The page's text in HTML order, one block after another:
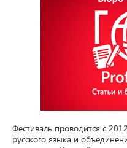
Фестиваль проводится с
русского языка и